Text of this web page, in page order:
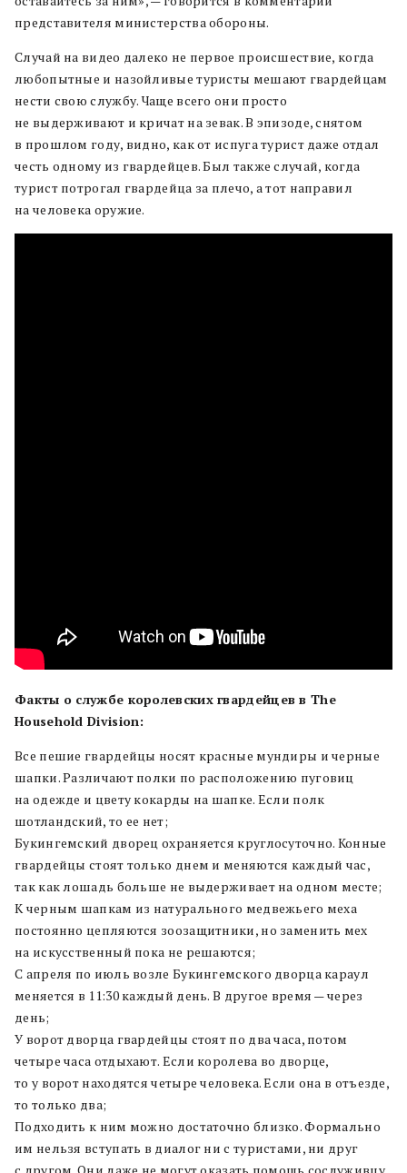
представителя министерства обороны.
Случай на видео далеко не первое происшествие, когда
любопытные и назойливые туристы мешают гвардейцам
нести свою службу. Чаще всего они просто
не выдерживают и кричат на зевак. В эпизоде, снятом
в прошлом году, видно, как от испуга турист даже отдал
честь одному из гвардейцев. Был также случай, когда
турист потрогал гвардейца за плечо, а тот направил
на человека оружие.
Факты о службе королевских гвардейцев в The
Household Division:
Все пешие гвардейцы носят красные мундиры и черные
шапки. Различают полки по расположению пуговиц
на одежде и цвету кокарды на шапке. Если полк
шотландский, то ее нет;
Букингемский дворец охраняется круглосуточно. Конные
гвардейцы стоят только днем и меняются каждый час,
так как лошадь больше не выдерживает на одном месте;
К черным шапкам из натурального медвежьего меха
постоянно цепляются зоозащитники, но заменить мех
на искусственный пока не решаются;
С апреля по июль возле Букингемского дворца караул
меняется в 11:30 каждый день. В другое время — через
день;
У ворот дворца гвардейцы стоят по два часа, потом
четыре часа отдыхают. Если королева во дворце,
то у ворот находятся четыре человека. Если она в отъезде,
то только два;
Подходить к ним можно достаточно близко. Формально
им нельзя вступать в диалог ни с туристами, ни друг